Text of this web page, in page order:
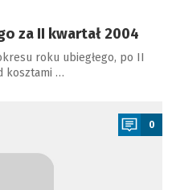
za II kwartał 2004
roku ubiegłego, po II
kosztami …
0